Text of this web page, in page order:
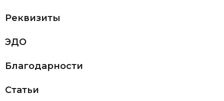
Реквизиты
ЭДО
Благодарности
Статьи